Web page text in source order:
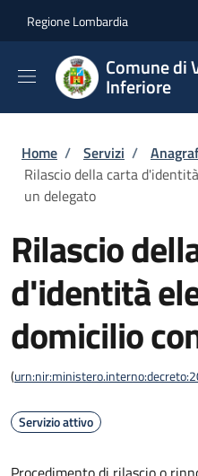
Regione Lombardia
Comune di
Inferiore
Briciole di
Home / Servizi /
Rilascio della carta
un delegato
Rilascio
d'identità
domicilio
(
Servizio attivo